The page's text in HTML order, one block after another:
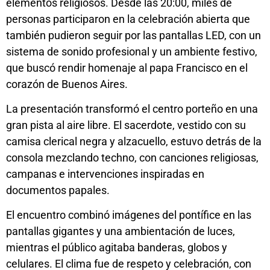
personas participaron en la celebración abierta que
también pudieron seguir por las pantallas LED, con un
sistema de sonido profesional y un ambiente festivo,
que buscó rendir homenaje al papa Francisco en el
corazón de Buenos Aires.
La presentación transformó el centro porteño en una
gran pista al aire libre. El sacerdote, vestido con su
camisa clerical negra y alzacuello, estuvo detrás de la
consola mezclando techno, con canciones religiosas,
campanas e intervenciones inspiradas en
documentos papales.
El encuentro combinó imágenes del pontífice en las
pantallas gigantes y una ambientación de luces,
mientras el público agitaba banderas, globos y
celulares. El clima fue de respeto y celebración, con